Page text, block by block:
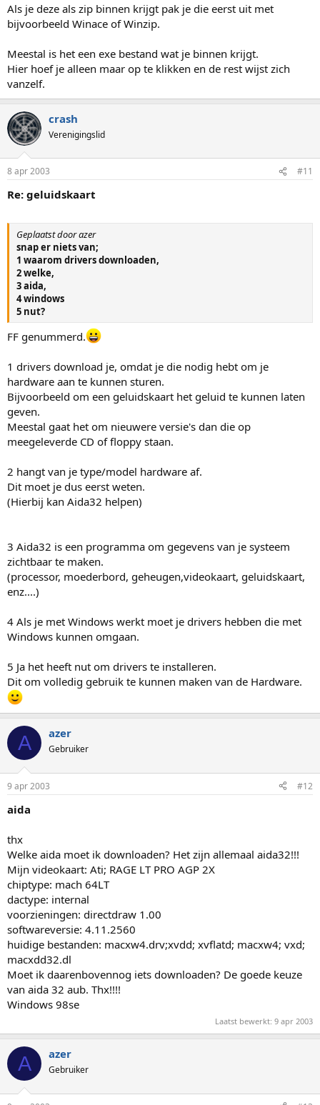
Als je deze als zip binnen krijgt pak je die eerst uit met
bijvoorbeeld Winace of Winzip.
Meestal is het een exe bestand wat je binnen krijgt.
Hier hoef je alleen maar op te klikken en de rest wijst zich
vanzelf.
crash
Verenigingslid
8 apr 2003 #11
Re: geluidskaart
Geplaatst door azer
snap er niets van;
1 waarom drivers downloaden,
2 welke,
3 aida,
4 windows
5 nut?
FF genummerd.
1 drivers download je, omdat je die nodig hebt om je
hardware aan te kunnen sturen.
Bijvoorbeeld om een geluidskaart het geluid te kunnen laten
geven.
Meestal gaat het om nieuwere versie's dan die op
meegeleverde CD of floppy staan.
2 hangt van je type/model hardware af.
Dit moet je dus eerst weten.
(Hierbij kan Aida32 helpen)
3 Aida32 is een programma om gegevens van je systeem
zichtbaar te maken.
(processor, moederbord, geheugen,videokaart, geluidskaart,
enz....)
4 Als je met Windows werkt moet je drivers hebben die met
Windows kunnen omgaan.
5 Ja het heeft nut om drivers te installeren.
Dit om volledig gebruik te kunnen maken van de Hardware.
A azer
Gebruiker
9 apr 2003 #12
aida
thx
Welke aida moet ik downloaden? Het zijn allemaal aida32!!!
Mijn videokaart: Ati; RAGE LT PRO AGP 2X
chiptype: mach 64LT
dactype: internal
voorzieningen: directdraw 1.00
softwareversie: 4.11.2560
huidige bestanden: macxw4.drv;xvdd; xvflatd; macxw4; vxd;
macxdd32.dl
Moet ik daarenbovennog iets downloaden? De goede keuze
van aida 32 aub. Thx!!!!
Windows 98se
Laatst bewerkt: 9 apr 2003
A azer
Gebruiker